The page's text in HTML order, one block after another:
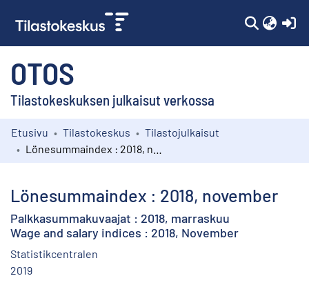
OTOS
Tilastokeskuksen julkaisut verkossa
Kokoelmat
Etusivu Tilastokeskus
Tilastojulkaisut
Lönesummaindex : 2018, november
Palkkasummakuvaajat : 2018, marraskuu
Wage and salary indices : 2018, November
Statistikcentralen
2019